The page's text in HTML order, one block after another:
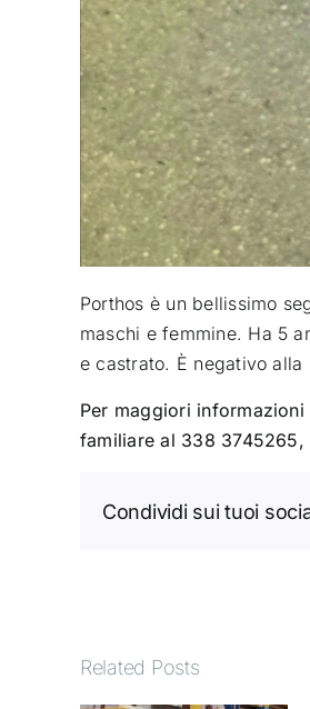
Porthos è un bellissimo
maschi e femmine. Ha 5
e castrato. È negativo
Per maggiori
familiare al 338 3745265,
Condividi sui tuoi
Related Posts